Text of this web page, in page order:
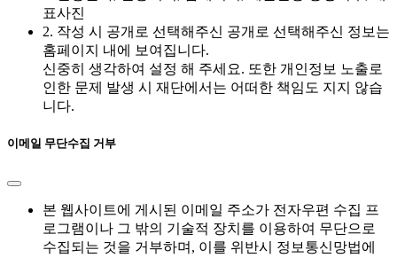
표사진
2. 작성 시 공개로 선택해주신 공개로 선택해주신 정보는
홈페이지 내에 보여집니다.
신중히 생각하여 설정 해 주세요. 또한 개인정보 노출로
인한 문제 발생 시 재단에서는 어떠한 책임도 지지 않습
니다.
이메일 무단수집 거부
본 웹사이트에 게시된 이메일 주소가 전자우편 수집 프
로그램이나 그 밖의 기술적 장치를 이용하여 무단으로
수집되는 것을 거부하며, 이를 위반시 정보통신망법에